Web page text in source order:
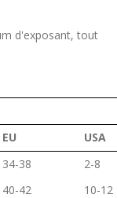
d'exposant, tout
EU
USA
34-38
2-8
40-42
10-12